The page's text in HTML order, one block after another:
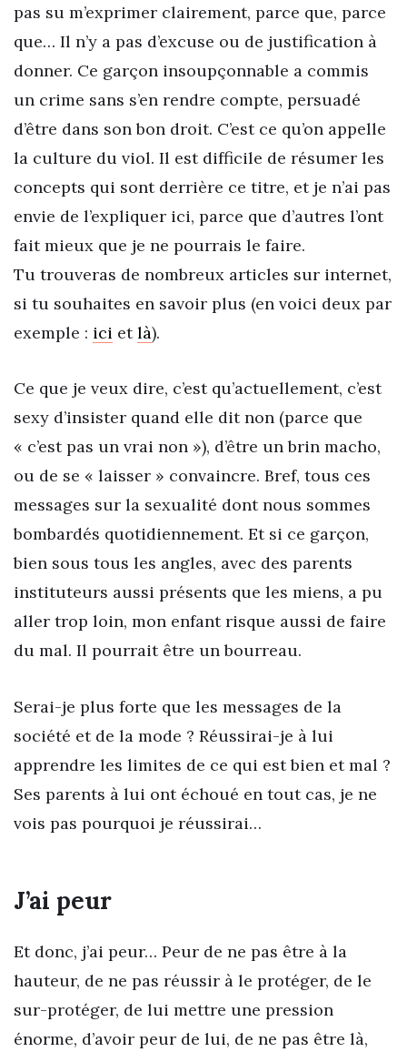
pas su m’exprimer clairement, parce que, parce
que… Il n’y a pas d’excuse ou de justification à
donner. Ce garçon insoupçonnable a commis
un crime sans s’en rendre compte, persuadé
d’être dans son bon droit. C’est ce qu’on appelle
la culture du viol. Il est difficile de résumer les
concepts qui sont derrière ce titre, et je n’ai pas
envie de l’expliquer ici, parce que d’autres l’ont
fait mieux que je ne pourrais le faire.
Tu trouveras de nombreux articles sur internet,
si tu souhaites en savoir plus (en voici deux par
exemple : ici etlà).
Ce que je veux dire, c’est qu’actuellement, c’est
sexy d’insister quand elle dit non (parce que
« c’est pas un vrai non »), d’être un brin macho,
ou de se « laisser » convaincre. Bref, tous ces
messages sur la sexualité dont nous sommes
bombardés quotidiennement. Et si ce garçon,
bien sous tous les angles, avec des parents
instituteurs aussi présents que les miens, a pu
aller trop loin, mon enfant risque aussi de faire
du mal. Il pourrait être un bourreau.
Serai-je plus forte que les messages de la
société et de la mode ? Réussirai-je à lui
apprendre les limites de ce qui est bien et mal ?
Ses parents à lui ont échoué en tout cas, je ne
vois pas pourquoi je réussirai…
J’ai peur
Et donc, j’ai peur… Peur de ne pas être à la
hauteur, de ne pas réussir à le protéger, de le
sur-protéger, de lui mettre une pression
énorme, d’avoir peur de lui, de ne pas être là,